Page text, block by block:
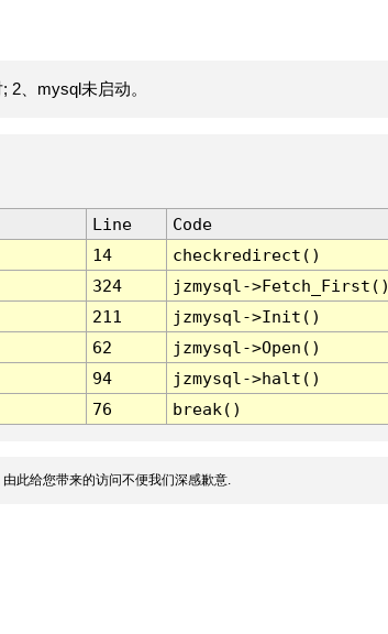
2、mysql未启动。
Line
Code
14
checkredirect()
324
jzmysql-
211
jzmysql->Init()
62
jzmysql->Open()
94
jzmysql->halt()
76 break()
此给您带来的访问不便我们深感歉意.